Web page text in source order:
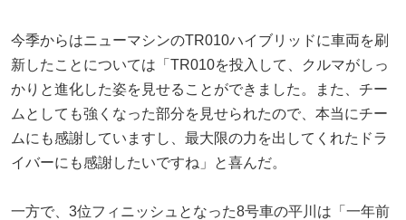
今季からはニューマシンのTR010ハイブリッドに車両を刷
新したことについては「TR010を投入して、クルマがしっ
かりと進化した姿を見せることができました。また、チー
ムとしても強くなった部分を見せられたので、本当にチー
ムにも感謝していますし、最大限の力を出してくれたドラ
イバーにも感謝したいですね」と喜んだ。
一方で、3位フィニッシュとなった8号車の平川は「一年前